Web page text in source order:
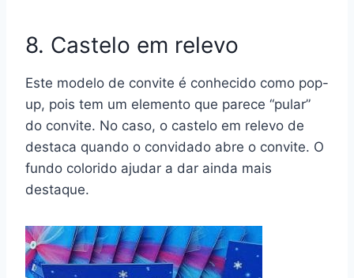
8. Castelo em relevo
Este modelo de convite é conhecido como pop-
up, pois tem um elemento que parece “pular”
do convite. No caso, o castelo em relevo de
destaca quando o convidado abre o convite. O
fundo colorido ajudar a dar ainda mais
destaque.